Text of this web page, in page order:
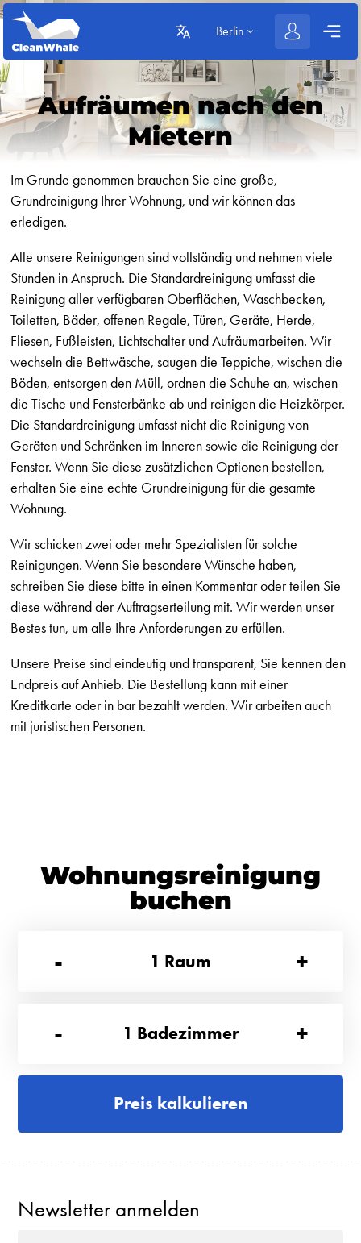
Berlin
Aufräumen nach den
Mietern
Im Grunde genommen brauchen Sie eine große,
Grundreinigung Ihrer Wohnung, und wir können das
erledigen.
Alle unsere Reinigungen sind vollständig und nehmen viele
Stunden in Anspruch. Die Standardreinigung umfasst die
Reinigung aller verfügbaren Oberflächen, Waschbecken,
Toiletten, Bäder, offenen Regale, Türen, Geräte, Herde,
Fliesen, Fußleisten, Lichtschalter und Aufräumarbeiten. Wir
wechseln die Bettwäsche, saugen die Teppiche, wischen die
Böden, entsorgen den Müll, ordnen die Schuhe an, wischen
die Tische und Fensterbänke ab und reinigen die Heizkörper.
Die Standardreinigung umfasst nicht die Reinigung von
Geräten und Schränken im Inneren sowie die Reinigung der
Fenster. Wenn Sie diese zusätzlichen Optionen bestellen,
erhalten Sie eine echte Grundreinigung für die gesamte
Wohnung.
Wir schicken zwei oder mehr Spezialisten für solche
Reinigungen. Wenn Sie besondere Wünsche haben,
schreiben Sie diese bitte in einen Kommentar oder teilen Sie
diese während der Auftragserteilung mit. Wir werden unser
Bestes tun, um alle Ihre Anforderungen zu erfüllen.
Unsere Preise sind eindeutig und transparent, Sie kennen den
Endpreis auf Anhieb. Die Bestellung kann mit einer
Kreditkarte oder in bar bezahlt werden. Wir arbeiten auch
mit juristischen Personen.
Wohnungsreinigung
buchen
-
1 Raum +
- 1 Badezimmer +
Preis kalkulieren
Newsletter anmelden